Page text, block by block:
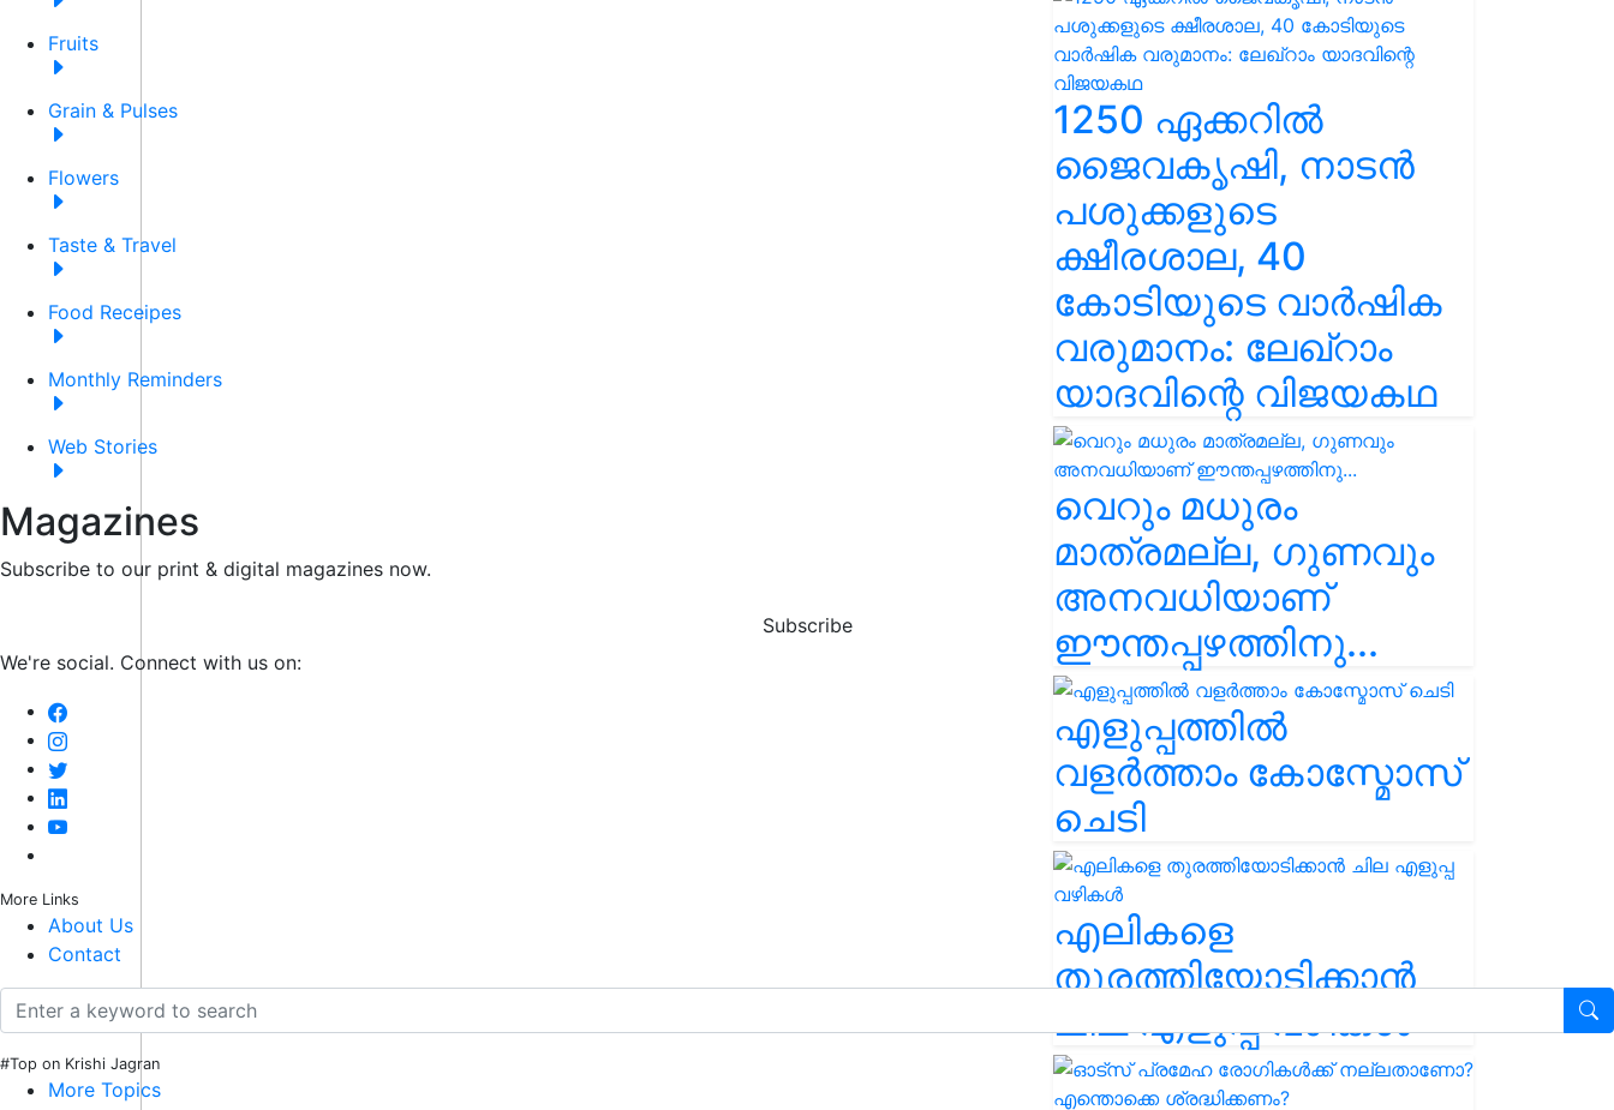
Fruits
Grain & Pulses
Flowers
Taste & Travel
Food Receipes
Monthly Reminders
Web Stories
Magazines
Subscribe to our print & digital magazines now.
Subscribe
We're social. Connect with us on:
More Links
About Us
Contact
#Top on Krishi Jagran
More Topics
1250 ഏക്കറിൽ
ജൈവകൃഷി, നാടൻ
പശുക്കളുടെ
ക്ഷീരശാല, 40
കോടിയുടെ വാർഷിക
വരുമാനം: ലേഖ്‌റാം
യാദവിന്റെ വിജയകഥ
വെറും മധുരം
മാത്രമല്ല, ഗുണവും
അനവധിയാണ്
ഈന്തപ്പഴത്തിനു...
എളുപ്പത്തിൽ
വളർത്താം കോസ്മോസ്
ചെടി
എലികളെ
തുരത്തിയോടിക്കാൻ
ചില എളുപ്പ വഴികൾ